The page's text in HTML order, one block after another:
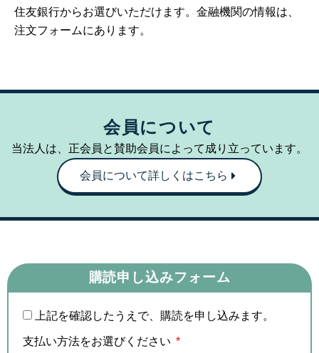
住友銀行からお選びいただけます。金融機関の情報は、
注文フォームにあります。
会員について
当法人は、正会員と賛助会員によって成り立っています。
会員について詳しくはこちら
購読申し込みフォーム
上記を確認したうえで、購読を申し込みます。
支払い方法をお選びください